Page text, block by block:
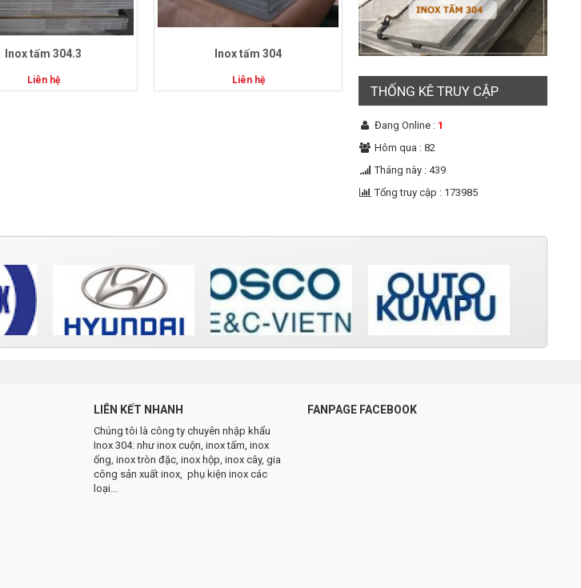
Inox tấm 304.3
Liên hệ
Inox tấm 304
Liên hệ
THỐNG KÊ TRUY CẬP
Đang Online : 1
Hôm qua : 82
Tháng này : 439
Tổng truy cập : 173985
LIÊN KẾT NHANH
Chúng tôi là công ty chuyên nhập khẩu
Inox 304: như inox cuộn, inox tấm, inox
ống, inox tròn đặc, inox hộp, inox cây, gia
công sản xuất inox, phụ kiện inox các
loại...
FANPAGE FACEBOOK